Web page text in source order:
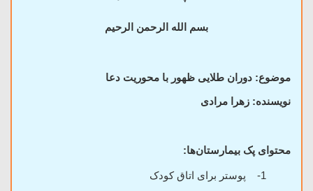
بسم الله الرحمن الرحیم
موضوع: دوران طلایی ظهور با محوریت دعا
نویسنده: زهرا مرادی
محتوای پک بیمارستان‌ها:
1- پوستر برای اتاق کودک